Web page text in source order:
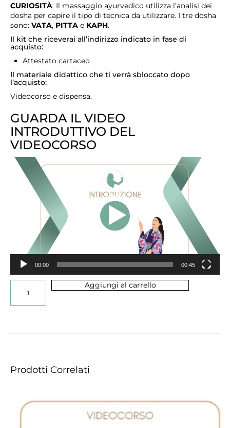
CURIOSITÀ: Il massaggio ayurvedico utilizza l’analisi dei
dosha per capire il tipo di tecnica da utilizzare. I tre dosha
sono: VATA, PITTA e KAPH.
Il kit che riceverai all’indirizzo indicato in fase di
acquisto:
Attestato cartaceo
Il materiale didattico che ti verrà sbloccato dopo
l’acquisto:
Videocorso e dispensa.
GUARDA IL VIDEO
INTRODUTTIVO DEL
VIDEOCORSO
Video
Player
00:00 00:45
Aggiungi al carrello
Prodotti Correlati